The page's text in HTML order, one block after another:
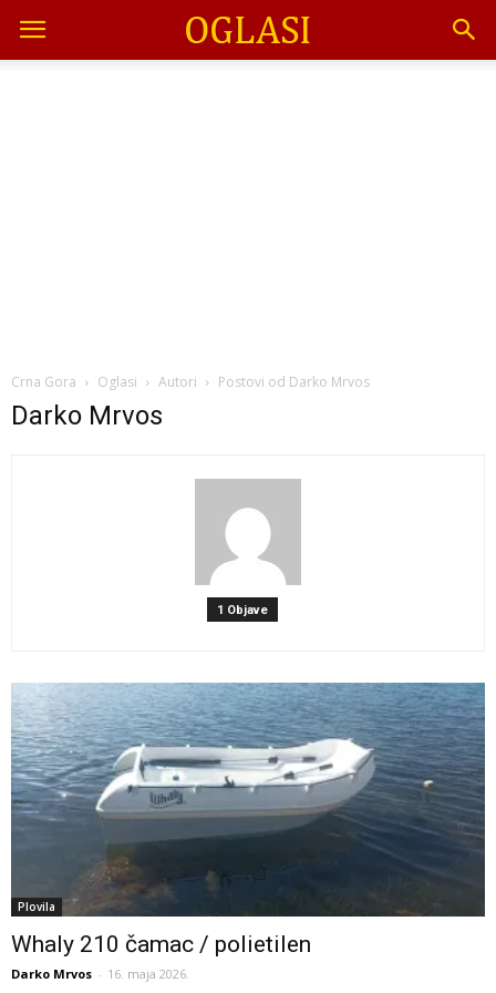
Crna Gora Oglasi Autori Postovi od Darko Mrvos
Darko Mrvos
1 Objave
Plovila
Whaly 210 čamac / polietilen
Darko Mrvos - 16. maja 2026.